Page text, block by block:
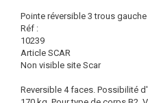
Pointe réversible 3 trous
Réf :
10239
Article SCAR
Non visible site Scar
Reversible 4 faces. Possibilité